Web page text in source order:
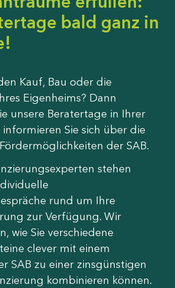
bald ganz in
Kauf, Bau oder die
Eigenheims? Dann
unsere Beratertage in Ihrer
Sie sich über die
der SAB.
stehen
rund um Ihre
zur Verfügung. Wir
wie Sie verschiedene
clever mit einem
SAB zu einer zinsgünstigen
kombinieren können.